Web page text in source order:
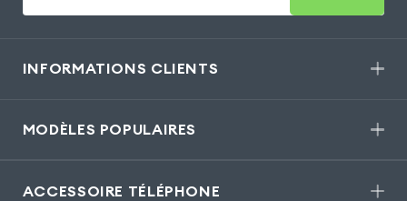
INFORMATIONS CLIENTS
MODÈLES POPULAIRES
ACCESSOIRE TÉLÉPHONE